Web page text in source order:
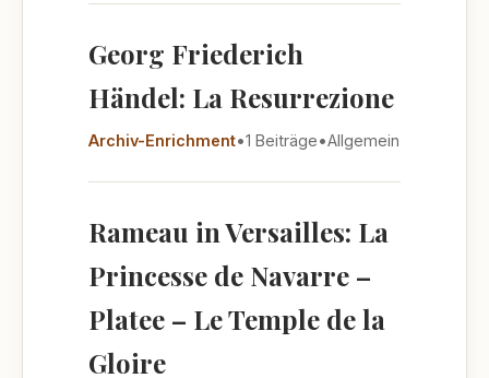
Georg Friederich
Händel: La Resurrezione
Archiv-Enrichment•1 Beiträge•Allgemein
Rameau in Versailles: La
Princesse de Navarre –
Platee – Le Temple de la
Gloire